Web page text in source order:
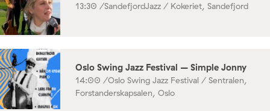
13:30 /SandefjordJazz / Kokeriet, Sandefjord
Oslo Swing Jazz Festival – Simple Jonny
14:00 /Oslo Swing Jazz Festival / Sentralen,
Forstanderskapsalen, Oslo